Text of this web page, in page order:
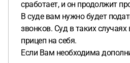
сработает, и он продолжит
В суде вам нужно будет
звонков. Суд в таких
прицеп на себя.
Если Вам необходима